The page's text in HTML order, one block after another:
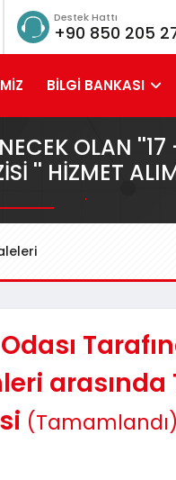
Destek Hattı
+90 850 205
BİLGİ BANKASI
OLAN
'' HIZMET
(Tamamlandı)